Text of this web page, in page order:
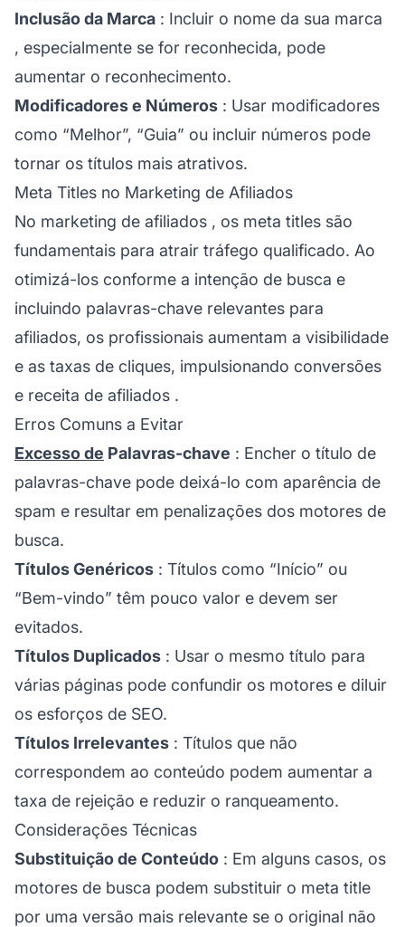
Inclusão da Marca : Incluir o nome da sua marca
, especialmente se for reconhecida, pode
aumentar o reconhecimento.
Modificadores e Números : Usar modificadores
como “Melhor”, “Guia” ou incluir números pode
tornar os títulos mais atrativos.
Meta Titles no Marketing de Afiliados
No marketing de afiliados , os meta titles são
fundamentais para atrair tráfego qualificado. Ao
otimizá-los conforme a intenção de busca e
incluindo palavras-chave relevantes para
afiliados, os profissionais aumentam a visibilidade
e as taxas de cliques, impulsionando conversões
e receita de afiliados .
Erros Comuns a Evitar
Excesso de Palavras-chave : Encher o título de
palavras-chave pode deixá-lo com aparência de
spam e resultar em penalizações dos motores de
busca.
Títulos Genéricos : Títulos como “Início” ou
“Bem-vindo” têm pouco valor e devem ser
evitados.
Títulos Duplicados : Usar o mesmo título para
várias páginas pode confundir os motores e diluir
os esforços de SEO.
Títulos Irrelevantes : Títulos que não
correspondem ao conteúdo podem aumentar a
taxa de rejeição e reduzir o ranqueamento.
Considerações Técnicas
Substituição de Conteúdo : Em alguns casos, os
motores de busca podem substituir o meta title
por uma versão mais relevante se o original não